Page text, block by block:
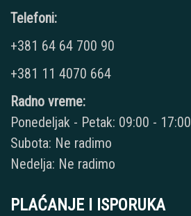
Telefoni:
+381 64 64 700 90
+381 11 4070 664
Radno vreme:
Ponedeljak - Petak: 09:00 - 17:00
Subota: Ne radimo
Nedelja: Ne radimo
PLAĆANJE I ISPORUKA